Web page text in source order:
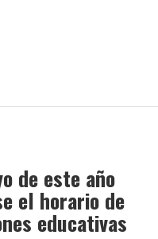
de este año
el horario de
educativas